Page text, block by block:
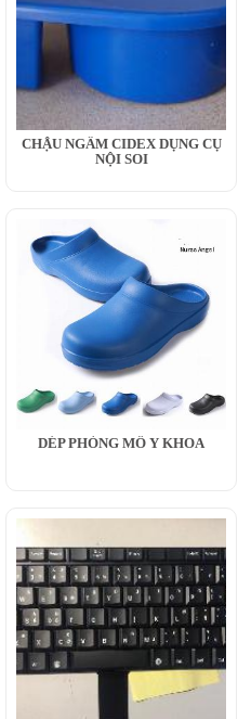
CHẬU NGÂM CIDEX DỤNG CỤ
NỘI SOI
DÉP PHÒNG MỔ Y KHOA